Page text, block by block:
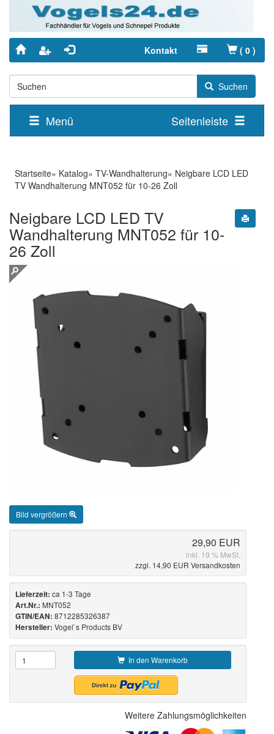
Kontakt ( 0 )
Suchen
Menü Seitenleiste
Startseite» Katalog» TV-Wandhalterung» Neigbare LCD LED
TV Wandhalterung MNT052 für 10-26 Zoll
Neigbare LCD LED TV
Wandhalterung MNT052 für 10-
26 Zoll
Bild vergrößern
29,90 EUR
inkl. 19 % MwSt.
zzgl. 14,90 EUR Versandkosten
Lieferzeit: ca 1-3 Tage
Art.Nr.: MNT052
GTIN/EAN: 8712285326387
Hersteller: Vogel`s Products BV
In den Warenkorb
Weitere Zahlungsmöglichkeiten